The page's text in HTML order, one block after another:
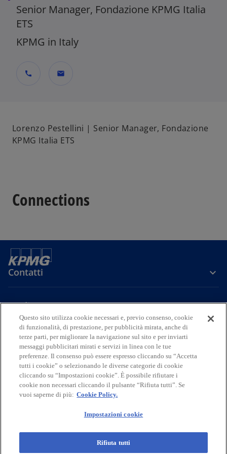
Senior Manager, Fondazione KPMG Italia
ETS
KPMG in Italy
call mail
Lorenzo Pestellini | Senior Manager, Fondazione
KPMG Italia ETS
Connections
Contatti
Media
Company
s
i
a
p
i
s
i
a
p
e
i
n
s
i
a
e
i
n
s
i
a
i
s
i
a
i
LegalPrivacyAccessibilityCookie Policy
Amministrazione S.p.A. e KPMG Audit S.p.A., società per azioni di
limitata di diritto italiano, e Studio Associato - Consulenza legale e
tributaria, associazione professionale di diritto italiano, fanno parte
Questo sito utilizza cookie necessari e, previo consenso, cookie
di funzionalità, di prestazione, per pubblicità mirata, anche di
terze parti, per migliorare la navigazione sul sito e per inviarti
messaggi pubblicitari mirati e servizi in linea con le tue
preferenze. Il consenso può essere espresso cliccando su “Accetta
tutti i cookie” o selezionando le diverse categorie di cookie
cliccando su “Impostazioni cookie”. È possibile rifiutare i
cookie non necessari cliccando il pulsante “Rifiuta tutti”. Se
vuoi saperne di più: Cookie Policy.
Impostazioni cookie
Rifiuta tutti